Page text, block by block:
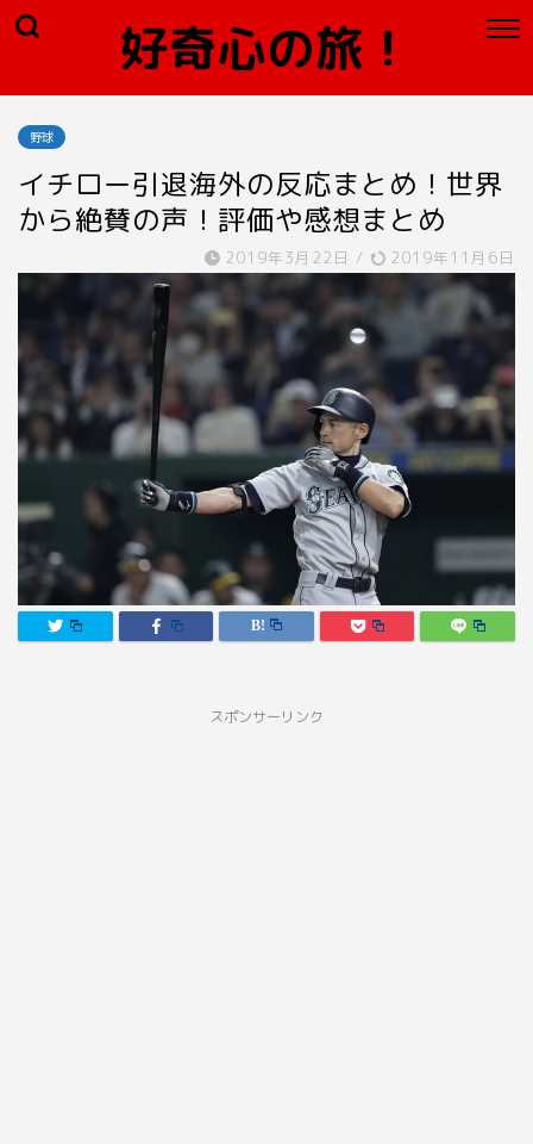
好奇心の旅！
野球
イチロー引退海外の反応まとめ！世界
から絶賛の声！評価や感想まとめ
2019年3月22日 / 2019年11月6日
スポンサーリンク